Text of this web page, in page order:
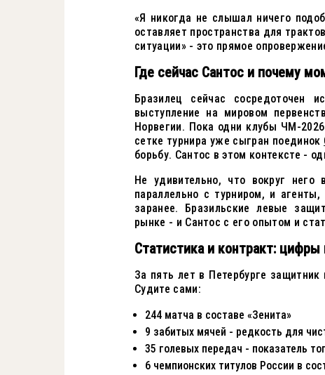
«Я никогда не слышал ничего
оставляет пространства для
ситуации» - это прямое
Где сейчас Сантос и почему
Бразилец сейчас сосредоточен
выступление на мировом
Норвегии. Пока одни клубы ЧМ-
сетке турнира уже сыгран поединок
борьбу. Сантос в этом контексте -
Не удивительно, что вокруг него
параллельно с турниром, и
заранее. Бразильские левые
рынке - и Сантос с его опытом и
Статистика и контракт: цифры
За пять лет в Петербурге
Судите сами:
244 матча в составе «Зенита»
9 забитых мячей - редкость для
35 голевых передач - показатель
6 чемпионских титулов России в